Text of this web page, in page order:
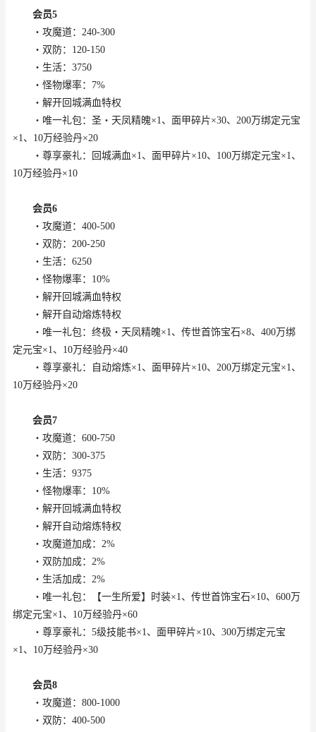
会员5
・攻魔道：240-300
・双防：120-150
・生活：3750
・怪物爆率：7%
・解开回城满血特权
・唯一礼包：圣・天凤精魄×1、面甲碎片×30、200万绑定元宝
×1、10万经验丹×20
・尊享豪礼：回城满血×1、面甲碎片×10、100万绑定元宝×1、
10万经验丹×10
会员6
・攻魔道：400-500
・双防：200-250
・生活：6250
・怪物爆率：10%
・解开回城满血特权
・解开自动熔炼特权
・唯一礼包：终极・天凤精魄×1、传世首饰宝石×8、400万绑
定元宝×1、10万经验丹×40
・尊享豪礼：自动熔炼×1、面甲碎片×10、200万绑定元宝×1、
10万经验丹×20
会员7
・攻魔道：600-750
・双防：300-375
・生活：9375
・怪物爆率：10%
・解开回城满血特权
・解开自动熔炼特权
・攻魔道加成：2%
・双防加成：2%
・生活加成：2%
・唯一礼包：【一生所爱】时装×1、传世首饰宝石×10、600万
绑定元宝×1、10万经验丹×60
・尊享豪礼：5级技能书×1、面甲碎片×10、300万绑定元宝
×1、10万经验丹×30
会员8
・攻魔道：800-1000
・双防：400-500